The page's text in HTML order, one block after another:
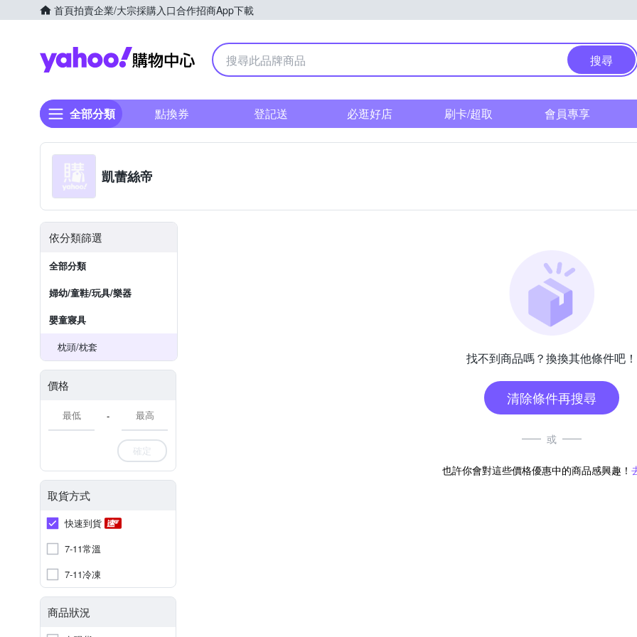
首頁拍賣企業/大宗採購入口合作招商App下載
Yahoo購物中心
搜尋
全部分類 點換券 登記送 必逛好店 刷卡/超取 會員專享
凱蕾絲帝
依分類篩選
全部分類
婦幼/童鞋/玩具/樂器
嬰童寢具
枕頭/枕套
價格
-
確定
取貨方式
快速到貨
7-11常溫
7-11冷凍
商品狀況
找不到商品嗎？換換其他條件吧！
清除條件再搜尋
或
也許你會對這些價格優惠中的商品感興趣！